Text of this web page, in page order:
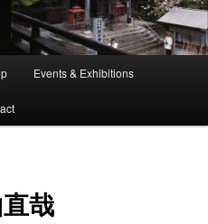
Events & Exhibitions
直哉